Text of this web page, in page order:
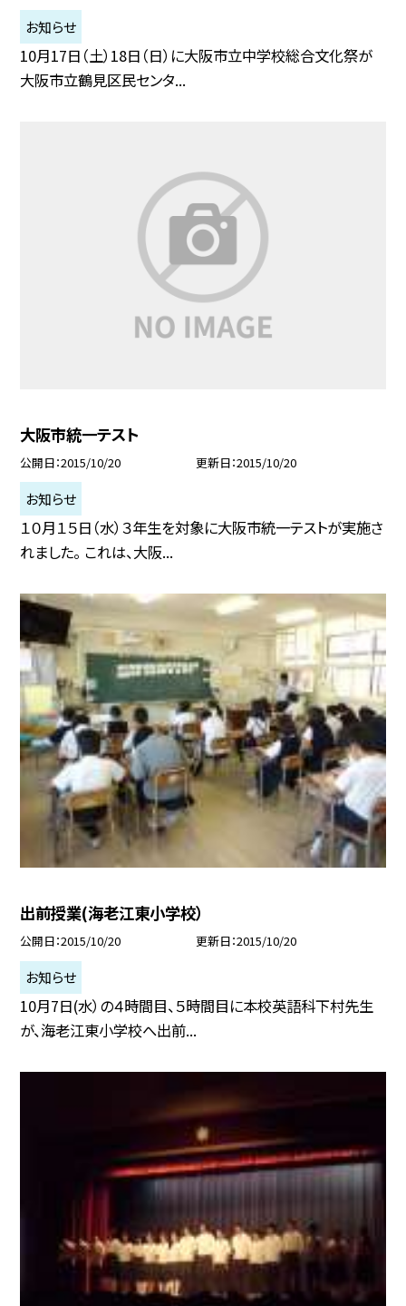
お知らせ
10月17日（土）18日（日）に大阪市立中学校総合文化祭が
大阪市立鶴見区民センタ...
大阪市統一テスト
公開日 2015/10/20 更新日 2015/10/20
お知らせ
１０月１５日（水）３年生を対象に大阪市統一テストが実施さ
れました。 これは、大阪...
出前授業(海老江東小学校）
公開日 2015/10/20 更新日 2015/10/20
お知らせ
10月7日(水）の４時間目、５時間目に本校英語科下村先生
が、海老江東小学校へ出前...